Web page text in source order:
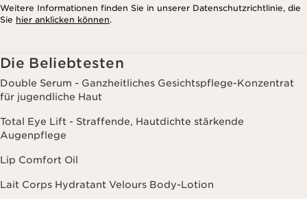
Weitere Informationen finden Sie in unserer Datenschutzrichtlinie, die
Sie hier anklicken können.
Die Beliebtesten
Double Serum - Ganzheitliches Gesichtspflege-Konzentrat
für jugendliche Haut
Total Eye Lift - Straffende, Hautdichte stärkende
Augenpflege
Lip Comfort Oil
Lait Corps Hydratant Velours Body-Lotion